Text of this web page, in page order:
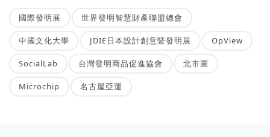
國際發明展 世界發明智慧財產聯盟總會
中國文化大學 JDIE日本設計創意暨發明展 OpView
SocialLab 台灣發明商品促進協會 北市圖
Microchip 名古屋亞運